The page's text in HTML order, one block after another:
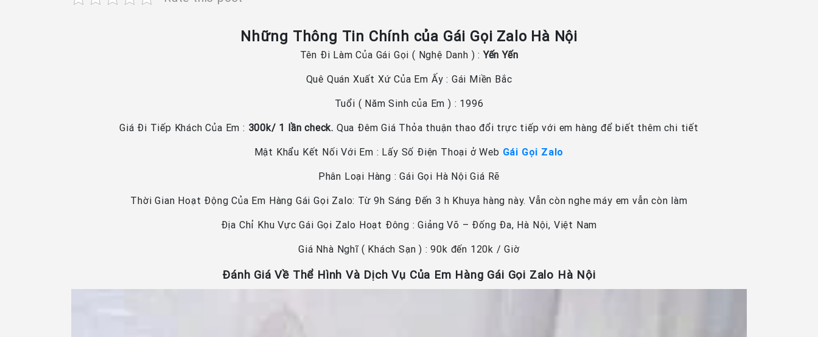
Những Thông Tin Chính của Gái Gọi Zalo Hà Nội
Tên Đi Làm Của Gái Gọi ( Nghệ Danh ) :Yến Yến
Quê Quán Xuất Xứ Của Em Ấy : Gái Miền Bắc
Tuổi ( Năm Sinh của Em ) : 1996
Giá Đi Tiếp Khách Của Em : 300k/ 1 lần check. Qua Đêm Giá Thỏa thuận thao đổi trực tiếp với em hàng để biết thêm chi tiết
Mật Khẩu Kết Nối Với Em : Lấy Số Điện Thoại ở Web Gái Gọi Zalo
Phân Loại Hàng : Gái Gọi Hà Nội Giá Rẽ
Thời Gian Hoạt Động Của Em Hàng Gái Gọi Zalo: Từ 9h Sáng Đến 3 h Khuya hàng này. Vẫn còn nghe máy em vẫn còn làm
Địa Chỉ Khu Vực Gái Gọi Zalo Hoạt Đông : Giảng Võ – Đống Đa, Hà Nội, Việt Nam
Giá Nhà Nghĩ ( Khách Sạn ) : 90k đến 120k / Giờ
Đánh Giá Về Thể Hình Và Dịch Vụ Của Em Hàng Gái Gọi Zalo Hà Nội